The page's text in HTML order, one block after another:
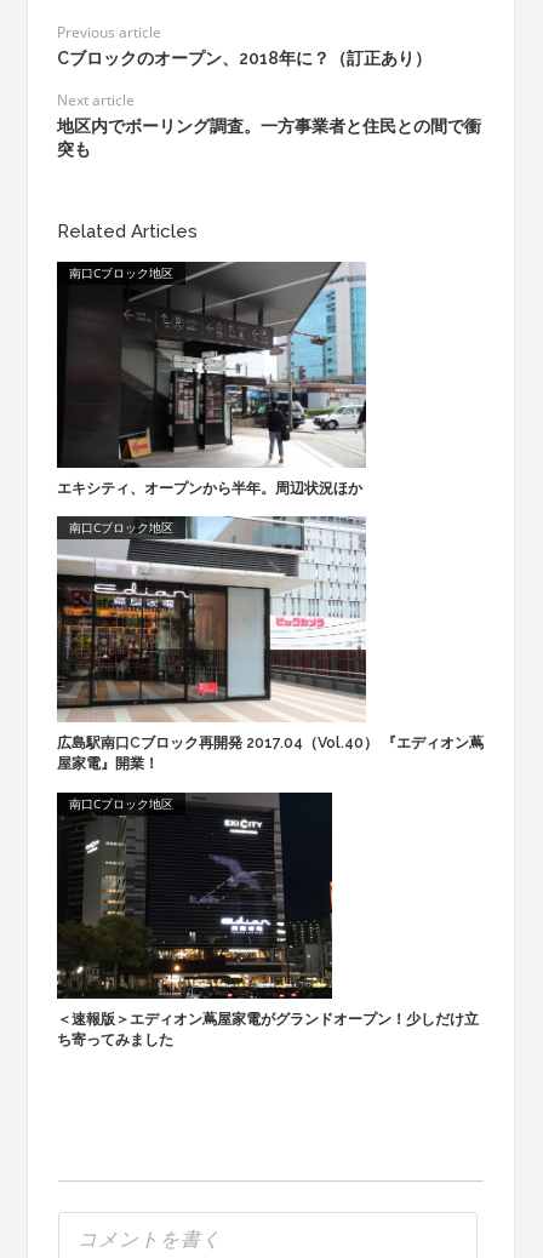
Previous article
Cブロックのオープン、2018年に？（訂正あり）
Next article
地区内でボーリング調査。一方事業者と住民との間で衝
突も
Related Articles
南口Cブロック地区
エキシティ、オープンから半年。周辺状況ほか
南口Cブロック地区
広島駅南口Cブロック再開発 2017.04（Vol.40） 『エディオン蔦
屋家電』開業！
南口Cブロック地区
＜速報版＞エディオン蔦屋家電がグランドオープン！少しだけ立
ち寄ってみました